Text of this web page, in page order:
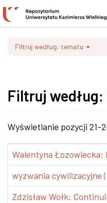
Filtruj według: tematu
Filtruj
Wyświetlanie pozycji 21-
Walentyna Łozowiecka:
wyzwania cywilizacyjne
Zdzisław Wołk: